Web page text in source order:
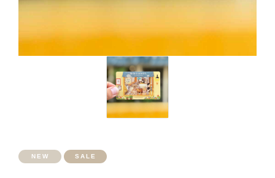
NEW SALE